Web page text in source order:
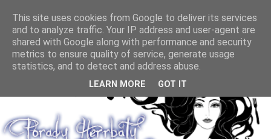
This site uses cookies from Google to deliver its services
and to analyze traffic. Your IP address and user-agent are
shared with Google along with performance and security
metrics to ensure quality of service, generate usage
statistics, and to detect and address abuse.
LEARN MORE GOT IT